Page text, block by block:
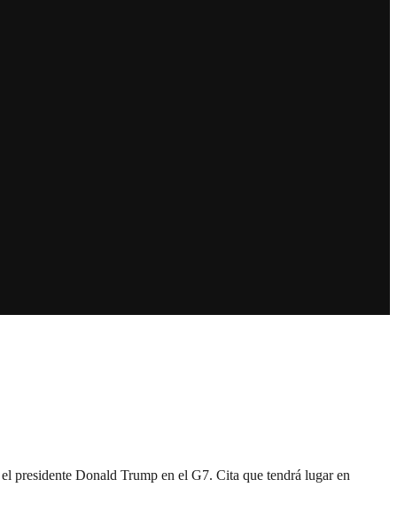
presidente Donald Trump en el G7. Cita que tendrá lugar en